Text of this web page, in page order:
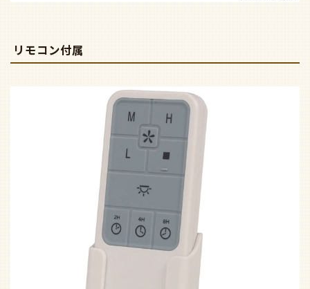
リモコン付属